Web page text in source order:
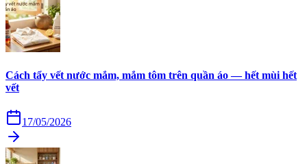
Cách tẩy vết nước mắm, mắm tôm trên quần áo — hết mùi hết
vết
17/05/2026